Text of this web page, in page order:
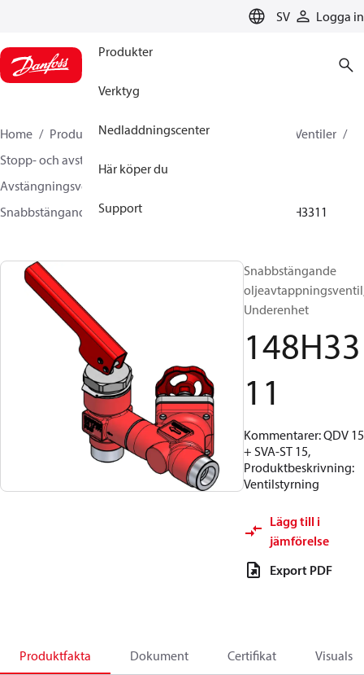
SV Logga in
Produkter
Verktyg
Nedladdningscenter
Här köper du
Support
Home Produkter Climate Solutions for cooling
Ventiler
Stopp- och avstängningsventiler
Avstängningsventiler för Industrikyla
Snabbstängande oljeavtappningsventil
148H3311
Snabbstängande
Underenhet
148H33
11
Kommentarer: QDV 15
+ SVA-ST 15,
Produktbeskrivning:
Ventilstyrning
Lägg till i
jämförelse
Export PDF
Produktfakta Dokument Certifikat Visuals